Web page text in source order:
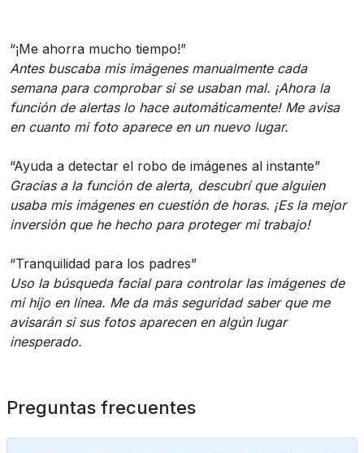
“¡Me ahorra mucho tiempo!”
Antes buscaba mis imágenes manualmente cada
semana para comprobar si se usaban mal. ¡Ahora la
función de alertas lo hace automáticamente! Me avisa
en cuanto mi foto aparece en un nuevo lugar.
“Ayuda a detectar el robo de imágenes al instante”
Gracias a la función de alerta, descubrí que alguien
usaba mis imágenes en cuestión de horas. ¡Es la mejor
inversión que he hecho para proteger mi trabajo!
“Tranquilidad para los padres”
Uso la búsqueda facial para controlar las imágenes de
mi hijo en línea. Me da más seguridad saber que me
avisarán si sus fotos aparecen en algún lugar
inesperado.
Preguntas frecuentes